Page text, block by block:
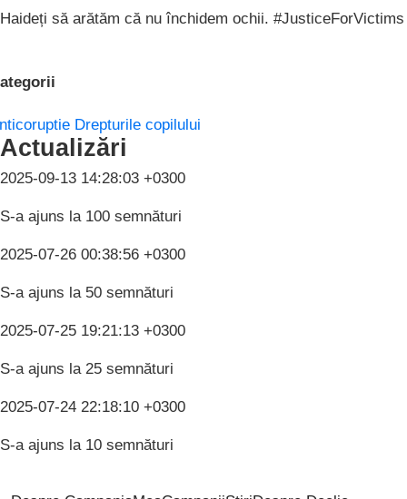
Haideți să arătăm că nu închidem ochii. #JusticeForVictims
Drepturile copilului
Actualizări
2025-09-13 14:28:03 +0300
S-a ajuns la 100 semnături
2025-07-26 00:38:56 +0300
S-a ajuns la 50 semnături
2025-07-25 19:21:13 +0300
S-a ajuns la 25 semnături
2025-07-24 22:18:10 +0300
S-a ajuns la 10 semnături